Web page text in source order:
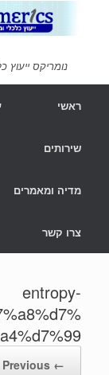
ראשי
שירותים
מדיה ומאמרים
צרו קשר
entropy-
← Previous